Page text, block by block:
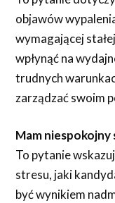
objawów
wymagającej
wpłynąć na
trudnych
zarządzać swoim
Mam
To pytanie
stresu, jaki
być wynikiem